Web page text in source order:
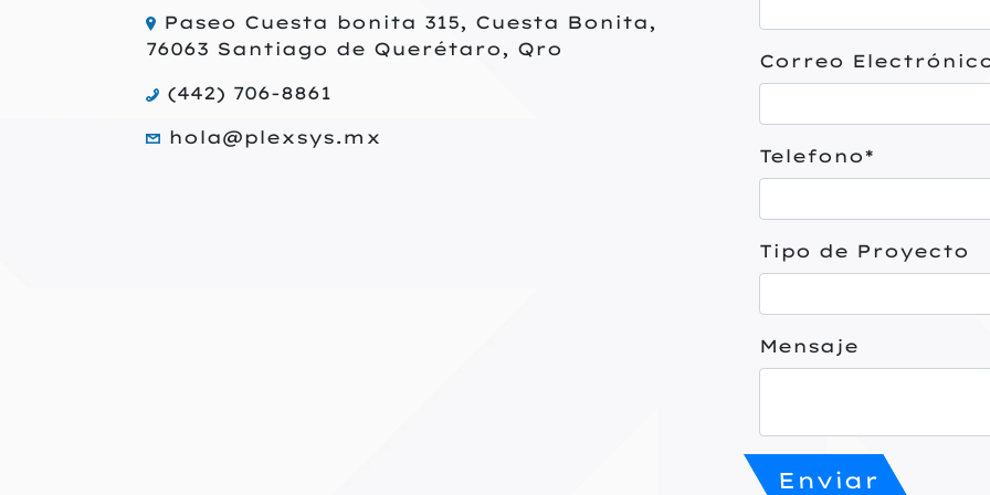
Paseo Cuesta bonita 315, Cuesta Bonita,
76063 Santiago de Querétaro, Qro
(442) 706-8861
hola@plexsys.mx
Correo
Telefono*
Tipo de Proyecto
Mensaje
Enviar